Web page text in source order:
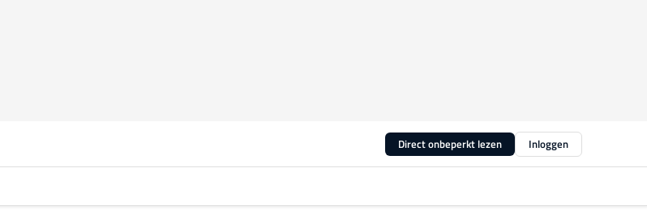
Direct onbeperkt lezen Inloggen